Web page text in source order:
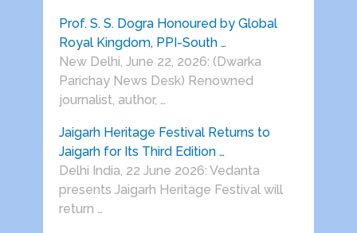
Prof. S. S. Dogra Honoured by Global
Royal Kingdom, PPI-South …
New Delhi, June 22, 2026: (Dwarka
Parichay News Desk) Renowned
journalist, author, …
Jaigarh Heritage Festival Returns to
Jaigarh for Its Third Edition …
Delhi India, 22 June 2026: Vedanta
presents Jaigarh Heritage Festival will
return …